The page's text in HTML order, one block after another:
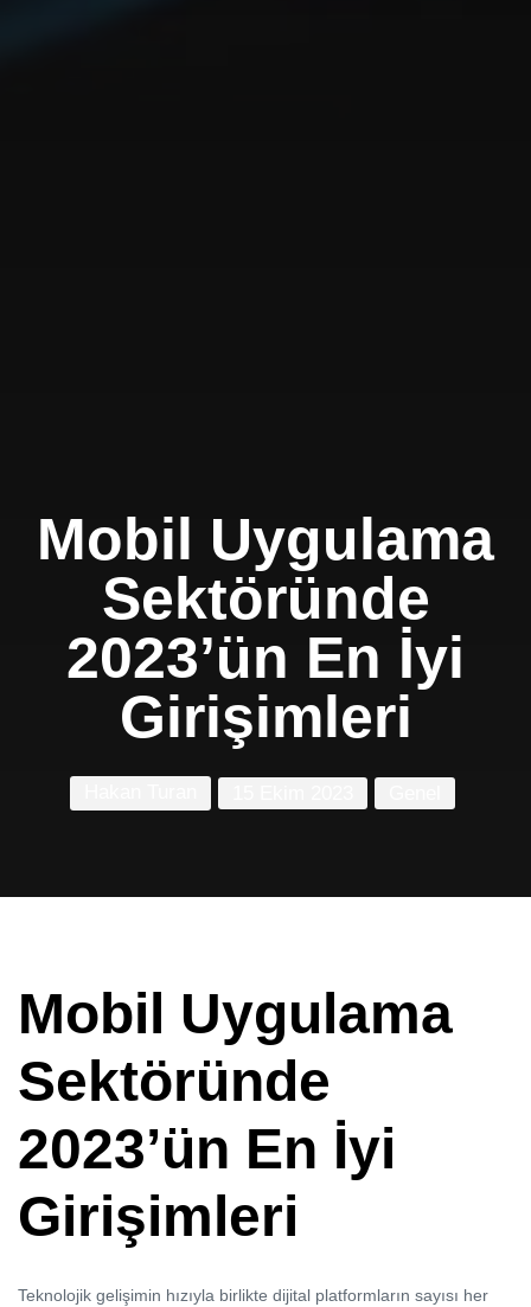
Mobil Uygulama
Sektöründe
2023’ün En İyi
Girişimleri
Mobil Uygulama
Sektöründe
2023’ün En İyi
Girişimleri
Teknolojik gelişimin hızıyla birlikte dijital platformların sayısı her